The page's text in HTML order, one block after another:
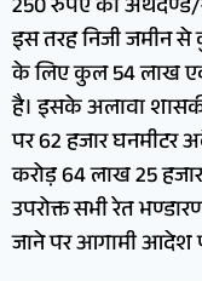
250 रुपए का अर्थदण्ड/
इस तरह निजी जमीन से
के लिए कुल 54 लाख
है। इसके अलावा
पर 62 हजार घनमीटर
करोड़ 64 लाख 25
उपरोक्त सभी रेत
जाने पर आगामी आदेश